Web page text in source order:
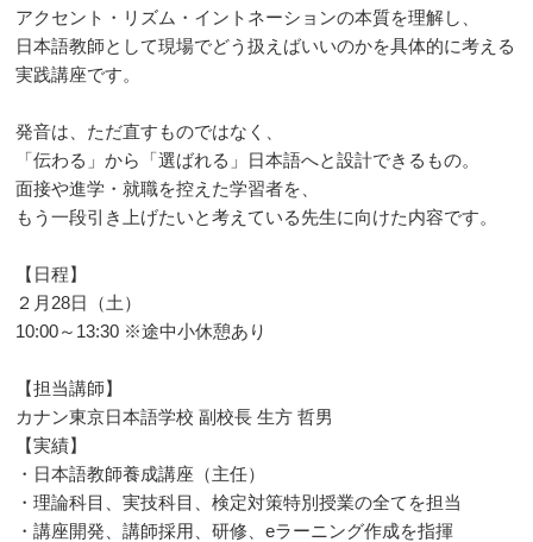
アクセント・リズム・イントネーションの本質を理解し、
日本語教師として現場でどう扱えばいいのかを具体的に考える
実践講座です。
発音は、ただ直すものではなく、
「伝わる」から「選ばれる」日本語へと設計できるもの。
面接や進学・就職を控えた学習者を、
もう一段引き上げたいと考えている先生に向けた内容です。
【日程】
２月28日（土）
10:00～13:30 ※途中小休憩あり
【担当講師】
カナン東京日本語学校 副校長 生方 哲男
【実績】
・日本語教師養成講座（主任）
・理論科目、実技科目、検定対策特別授業の全てを担当
・講座開発、講師採用、研修、eラーニング作成を指揮